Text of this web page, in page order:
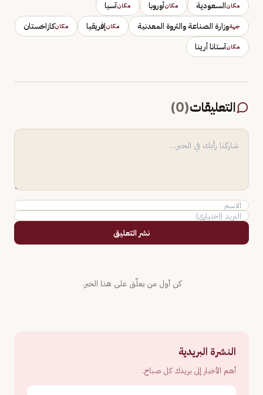
مكانالسعودية مكانأوروبا مكانآسيا
جهةوزارة الصناعة والثروة المعدنية مكانإفريقيا مكانكازاخستان
مكانآستانا أرينا
التعليقات(
0
)
نشر التعليق
كن أول من يعلّق على هذا الخبر.
النشرة البريدية
أهم الأخبار إلى بريدك كل صباح.